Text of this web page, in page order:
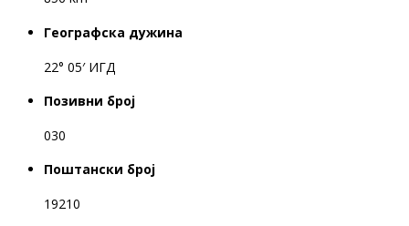
Географска дужина
22° 05′ ИГД
Позивни број
030
Поштански број
19210